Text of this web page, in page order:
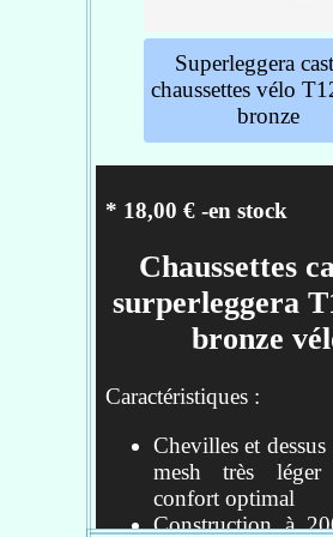
Protection en
coupe-vent pour
Semelle
caoutchouc
ouvertures pour les
Tissu rouge sur
Peut être porté
chaussure et
Attention: les
produit peuvent
lorsqu'il est
contact prolongé
poids : 91 g
Réf : 45118093
Superleggera
chaussettes vélo
bronze
* 18,00 € -en stock
Chaussettes
surperleggera
bronze
Caractéristiques :
Chevilles et
mesh très
confort optimal
Construction à